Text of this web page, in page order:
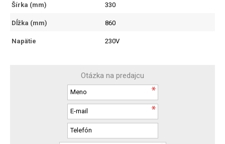
Šírka (mm) 330
Dĺžka (mm) 860
Napätie 230V
Otázka na predajcu